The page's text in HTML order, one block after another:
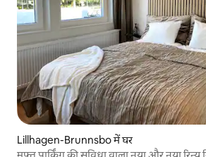
Lillhagen-Brunnsbo में घर